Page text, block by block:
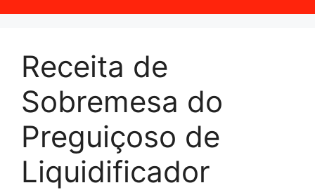
Receita de
Sobremesa do
Preguiçoso de
Liquidificador